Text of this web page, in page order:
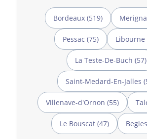
Bordeaux (519)
Pessac (75) Libourne
La Teste-De-Buch (57)
Saint-Medard-En-Jalles
Villenave-d'Ornon (55)
Le Bouscat (47)